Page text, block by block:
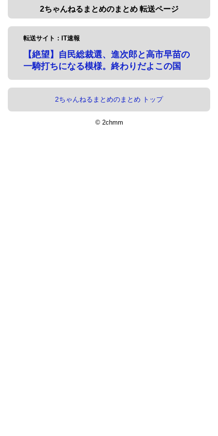
2ちゃんねるまとめのまとめ 転送ページ
転送サイト：IT速報
【絶望】自民総裁選、進次郎と高市早苗の
一騎打ちになる模様。終わりだよこの国
2ちゃんねるまとめのまとめ トップ
© 2chmm